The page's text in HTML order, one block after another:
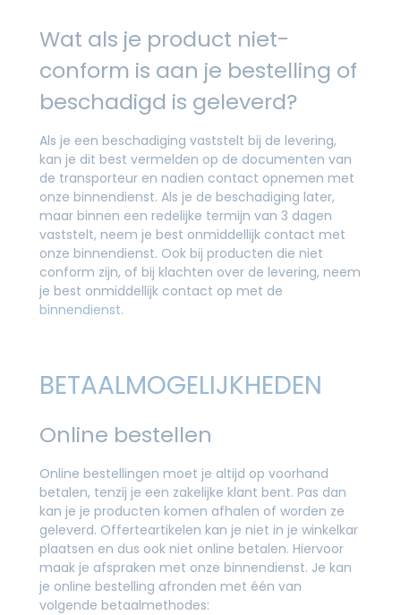
Wat als je product niet-
conform is aan je bestelling of
beschadigd is geleverd?
Als je een beschadiging vaststelt bij de levering,
kan je dit best vermelden op de documenten van
de transporteur en nadien contact opnemen met
onze binnendienst. Als je de beschadiging later,
maar binnen een redelijke termijn van 3 dagen
vaststelt, neem je best onmiddellijk contact met
onze binnendienst. Ook bij producten die niet
conform zijn, of bij klachten over de levering, neem
je best onmiddellijk contact op met de
binnendienst.
BETAALMOGELIJKHEDEN
Online bestellen
Online bestellingen moet je altijd op voorhand
betalen, tenzij je een zakelijke klant bent. Pas dan
kan je je producten komen afhalen of worden ze
geleverd. Offerteartikelen kan je niet in je winkelkar
plaatsen en dus ook niet online betalen. Hiervoor
maak je afspraken met onze binnendienst. Je kan
je online bestelling afronden met één van
volgende betaalmethodes: